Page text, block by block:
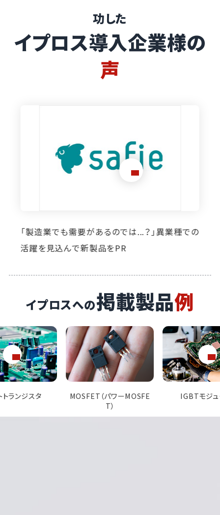
功した
イプロス導入企業様の
声
想定外のニーズ発掘に寄与。イプロス掲載によ
り自社製品の活躍の場が広がっています
イプロスへの掲載製品例
パワーMOSFE
IGBTモジュール
ショットキーバ